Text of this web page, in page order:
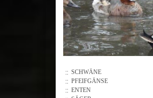
SCHWÄNE
PFEIFGÄNSE
ENTEN